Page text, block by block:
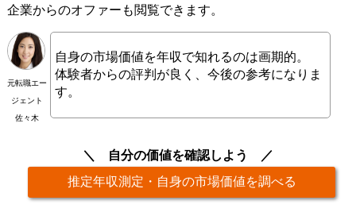
企業からのオファーも閲覧できます。
元転職エー
ジェント
佐々木
自身の市場価値を年収で知れるのは画期的。
体験者からの評判が良く、今後の参考になりま
す。
自分の価値を確認しよう
推定年収測定・自身の市場価値を調べる